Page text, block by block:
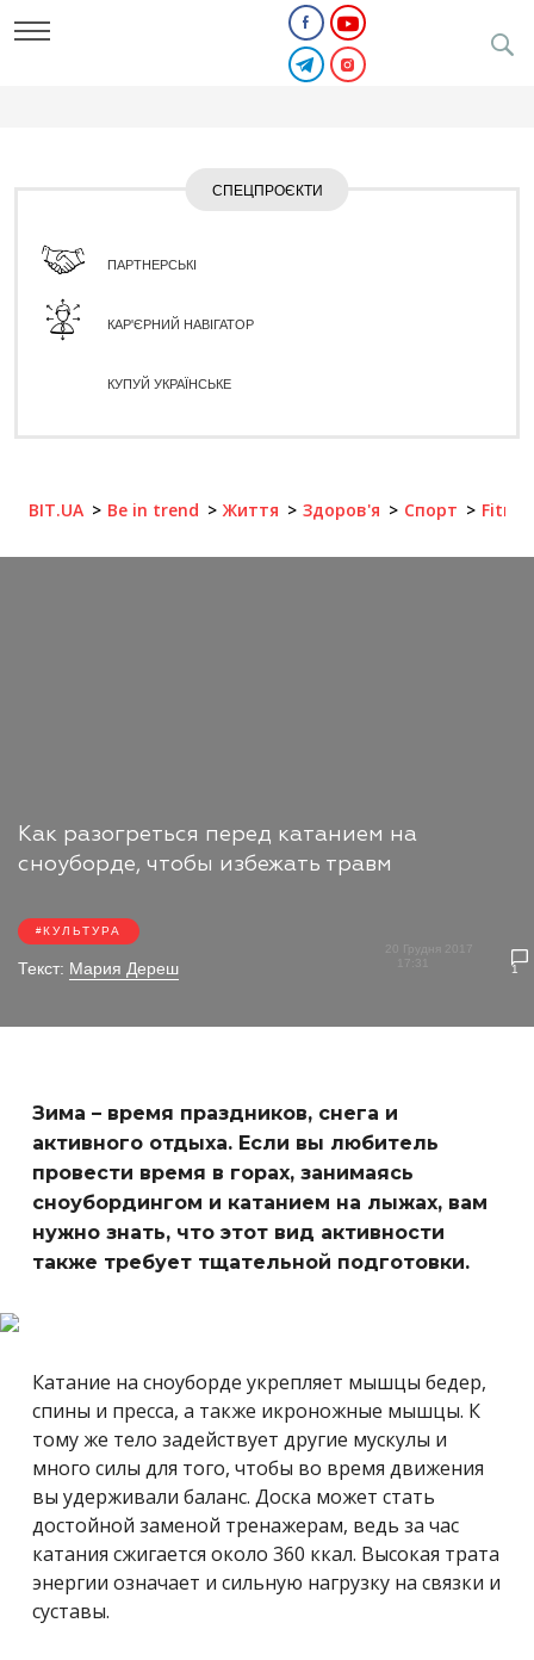
СПЕЦПРОЄКТИ
ПАРТНЕРСЬКІ
КАР'ЄРНИЙ НАВІГАТОР
КУПУЙ УКРАЇНСЬКЕ
BIT.UA Be in trend Життя Здоров'я Спорт
Как разогреться перед катанием на
сноуборде, чтобы избежать травм
КУЛЬТУРА
Текст: Мария Дереш
20 Грудня 2017
17:31
1
Зима – время праздников, снега и
активного отдыха. Если вы любитель
провести время в горах, занимаясь
сноубордингом и катанием на лыжах, вам
нужно знать, что этот вид активности
также требует тщательной подготовки.
Катание на сноуборде укрепляет мышцы бедер,
спины и пресса, а также икроножные мышцы. К
тому же тело задействует другие мускулы и
много силы для того, чтобы во время движения
вы удерживали баланс. Доска может стать
достойной заменой тренажерам, ведь за час
катания сжигается около 360 ккал. Высокая трата
энергии означает и сильную нагрузку на связки и
суставы.